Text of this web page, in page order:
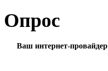
Опрос
Ваш интернет-провайдер